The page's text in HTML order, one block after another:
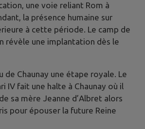
une voie reliant Rom à
la présence humaine sur
à cette période. Le camp de
révèle une implantation dès le
de Chaunay une étape royale. Le
IV fait une halte à Chaunay où il
sa mère Jeanne d’Albret alors
pour épouser la future Reine